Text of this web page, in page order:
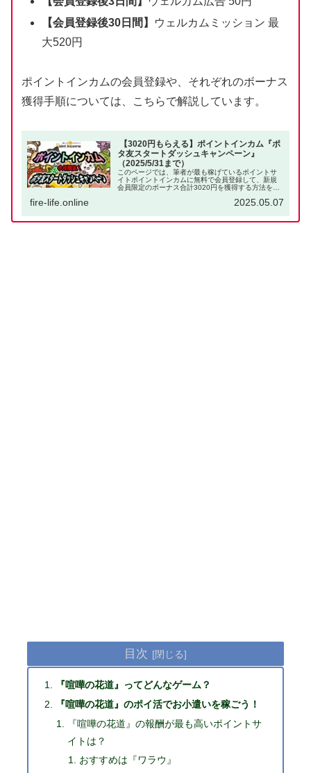
【会員登録後30日間】
ウェルカムミッション 最
大520円
ポイントインカムの会員登録や、それぞれのボーナス
獲得手順については、こちらで解説しています。
【3020円もらえる】ポイントインカム『ポ
タ友スタートダッシュキャンペーン』
（2025/5/31まで）
このページでは、筆者が最も稼げているポイントサ
イトポイントインカムに無料で会員登録して、新規
会員限定のボーナス合計3020円を獲得する方法を解
してポイ活だけで生活している筆者が、ポイ活初心...
fire-life.online 2025.05.07
目次
『喧嘩の花道』ってどんなゲーム？
『喧嘩の花道』のポイ活でお小遣いを稼ごう！
『喧嘩の花道』の報酬が最も高いポイントサ
イトは？
おすすめは『ワラウ』